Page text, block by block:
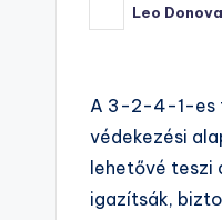
Posted
by
Leo
A 3-2-4-1-es
védekezési
lehetővé teszi
igazítsák,